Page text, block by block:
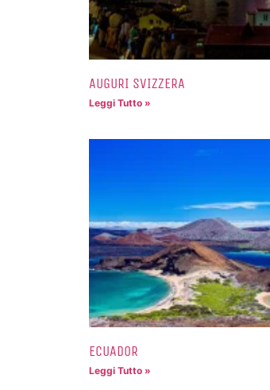
AUGURI SVIZZERA
Leggi Tutto »
ECUADOR
Leggi Tutto »